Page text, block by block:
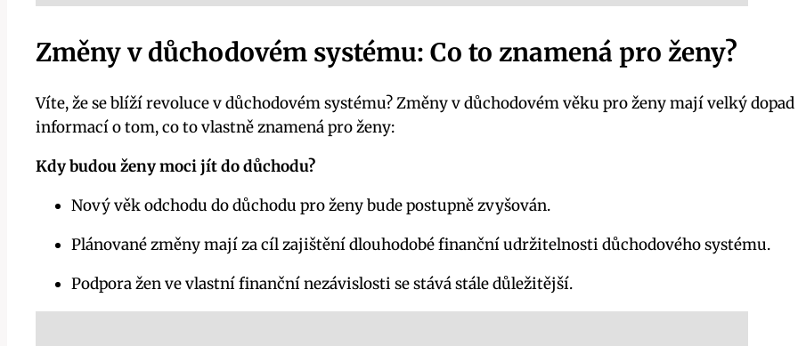
Změny v důchodovém systému: Co to znamená pro ženy?
Víte, že se blíží revoluce v důchodovém systému? Změny v důchodovém věku pro ženy mají velký
informací o tom, co to vlastně znamená pro ženy:
Kdy budou ženy moci jít do důchodu?
Nový věk odchodu do důchodu pro ženy bude postupně zvyšován.
Plánované změny mají za cíl zajištění dlouhodobé finanční udržitelnosti důchodového systému.
Podpora žen ve vlastní finanční nezávislosti se stává stále důležitější.